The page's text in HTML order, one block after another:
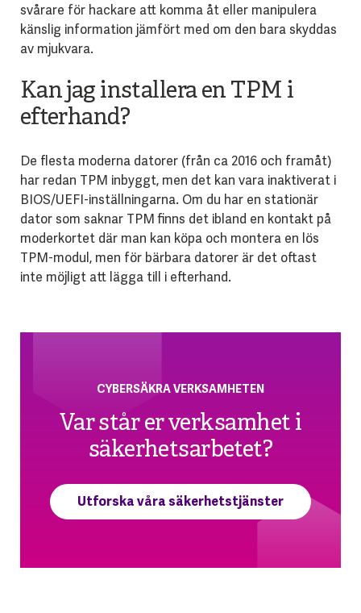
svårare för hackare att komma åt eller manipulera
känslig information jämfört med om den bara skyddas
av mjukvara.
Kan jag installera en TPM i
efterhand?
De flesta moderna datorer (från ca 2016 och framåt)
har redan TPM inbyggt, men det kan vara inaktiverat i
BIOS/UEFI-inställningarna. Om du har en stationär
dator som saknar TPM finns det ibland en kontakt på
moderkortet där man kan köpa och montera en lös
TPM-modul, men för bärbara datorer är det oftast
inte möjligt att lägga till i efterhand.
CYBERSÄKRA VERKSAMHETEN
Var står er verksamhet i
säkerhetsarbetet?
Utforska våra säkerhetstjänster